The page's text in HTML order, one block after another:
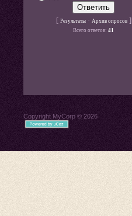
[ Результаты· Архив опросов]
Всего ответов: 41
Copyright MyCorp © 2026